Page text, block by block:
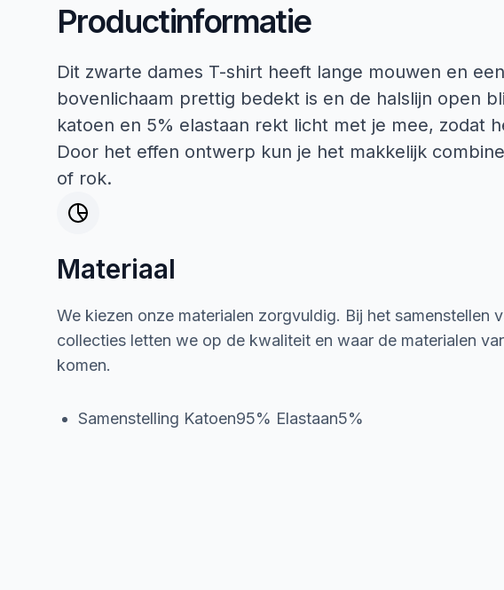
Productinformatie
Dit zwarte dames T-shirt heeft lange mouwen en
bovenlichaam prettig bedekt is en de halslijn open
katoen en 5% elastaan rekt licht met je mee, zodat
Door het effen ontwerp kun je het makkelijk
of rok.
Materiaal
We kiezen onze materialen zorgvuldig. Bij het samenstellen
collecties letten we op de kwaliteit en waar de materialen
komen.
Samenstelling Katoen95% Elastaan5%